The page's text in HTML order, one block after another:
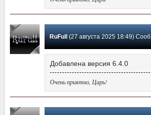
RuFull (27 августа 2025 18:49) Сообщение #13
Добавлена версия 6.4.0
Очень приятно, Царь!